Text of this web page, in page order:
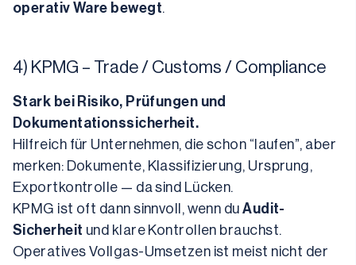
operativ Ware bewegt.
4) KPMG – Trade / Customs / Compliance
Stark bei Risiko, Prüfungen und
Dokumentationssicherheit.
Hilfreich für Unternehmen, die schon “laufen”, aber
merken: Dokumente, Klassifizierung, Ursprung,
Exportkontrolle — da sind Lücken.
KPMG ist oft dann sinnvoll, wenn du Audit-
Sicherheit und klare Kontrollen brauchst.
Operatives Vollgas-Umsetzen ist meist nicht der